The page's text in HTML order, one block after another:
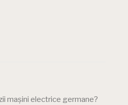
mașini electrice germane?